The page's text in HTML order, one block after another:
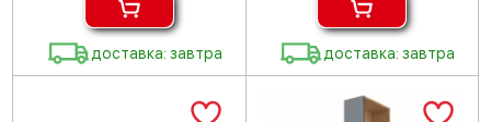
доставка: завтра доставка: завтра